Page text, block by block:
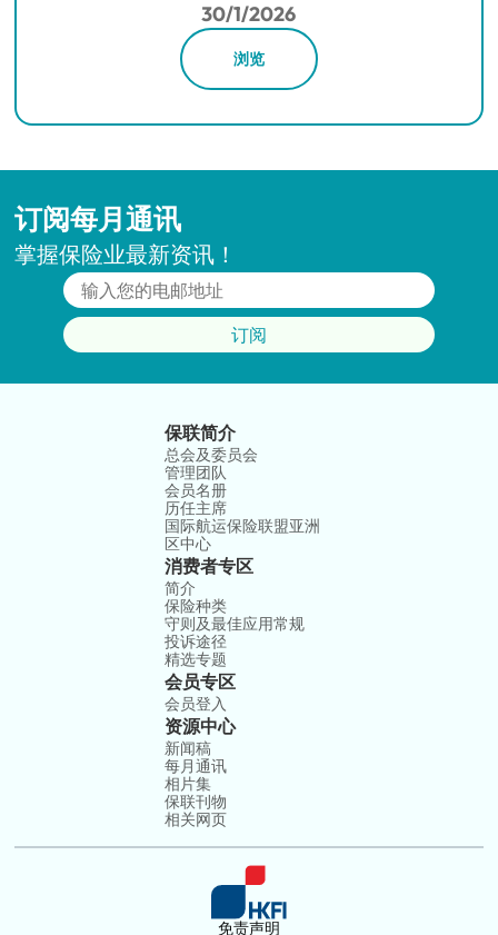
30/1/2026
浏览
订阅每月通讯
掌握保险业最新资讯！
订阅
保联简介
总会及委员会
管理团队
会员名册
历任主席
国际航运保险联盟亚洲
区中心
消费者专区
简介
保险种类
守则及最佳应用常规
投诉途径
精选专题
会员专区
会员登入
资源中心
新闻稿
每月通讯
相片集
保联刊物
相关网页
免责声明